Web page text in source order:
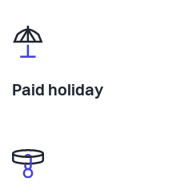
Paid holiday